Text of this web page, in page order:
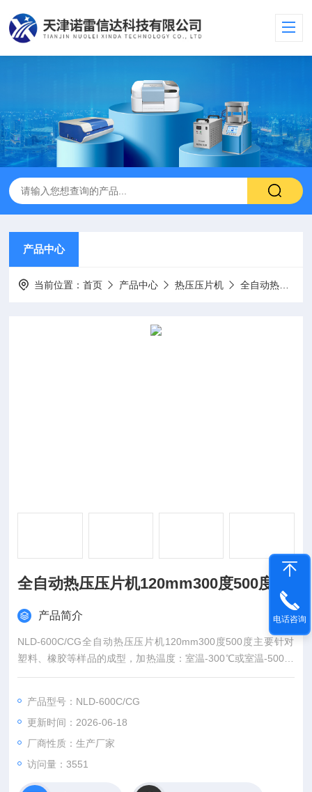
产品中心
当前位置：首页 产品中心 热压压片机 全自动热压压片机
全自动热压压片机120mm300度500度
产品简介
NLD-600C/CG全自动热压压片机120mm300度500度主要针对
塑料、橡胶等样品的成型，加热温度：室温-300℃或室温-500℃
；可以选配水冷降温装置，加热板特殊尺寸可根据客户要求来定
产品型号：NLD-600C/CG
更新时间：2026-06-18
厂商性质：生产厂家
访问量：3551
电话咨询